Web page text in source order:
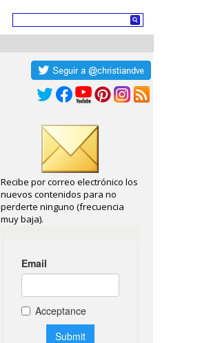
Recibe por correo electrónico los
nuevos contenidos para no
perderte ninguno (frecuencia
muy baja).